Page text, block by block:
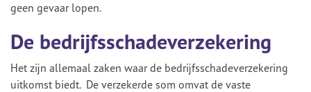
geen gevaar lopen.
De bedrijfsschadeverzekering
Het zijn allemaal zaken waar de bedrijfsschadeverzekering
uitkomst biedt. De verzekerde som omvat de vaste